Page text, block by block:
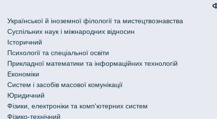
Української й іноземної філології та мистецтвознавства
Cуспільних наук і міжнародних відносин
Історичний
Психології та спеціальної освіти
Прикладної математики та інформаційних технологій
Економіки
Систем і засобів масової комунікації
Юридичний
Фізики, електроніки та комп'ютерних систем
Фізико-технічний